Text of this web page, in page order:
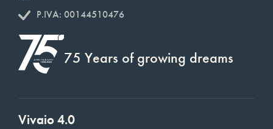
P.IVA: 00144510476
75 Years of growing dreams
Vivaio 4.0